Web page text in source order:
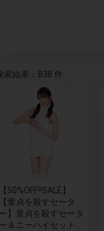
索結果：838 件
50%OFF!!SALE】
童貞を殺すセータ
】童貞を殺すセータ
＆ニーハイセット